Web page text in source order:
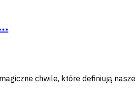
chwile, które definiują